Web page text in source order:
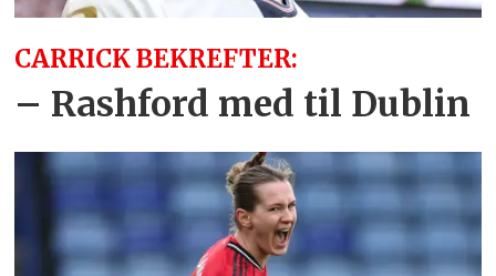
CARRICK BEKREFTER:
– Rashford med til Dublin